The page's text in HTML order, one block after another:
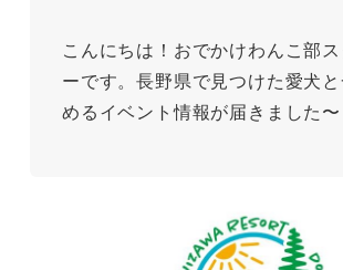
こんにちは！おでかけわんこ部
ーです。長野県で見つけた愛犬
めるイベント情報が届きました〜